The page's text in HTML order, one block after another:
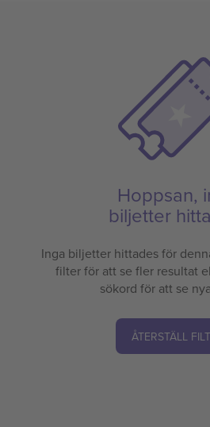
Hoppsan,
biljetter
Inga biljetter hittades för
filter för att se fler resultat
sökord för att se
ÅTERSTÄLL